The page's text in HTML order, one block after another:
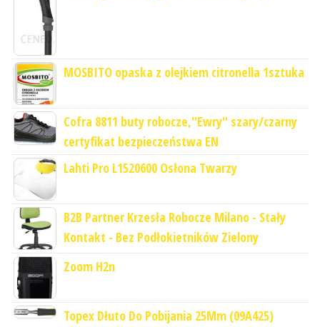
MOSBITO opaska z olejkiem citronella 1sztuka
Cofra 8811 buty robocze,"Ewry" szary/czarny
certyfikat bezpieczeństwa EN
Lahti Pro L1520600 Osłona Twarzy
B2B Partner Krzesła Robocze Milano - Stały
Kontakt - Bez Podłokietników Zielony
Zoom H2n
Topex Dłuto Do Pobijania 25Mm (09A425)